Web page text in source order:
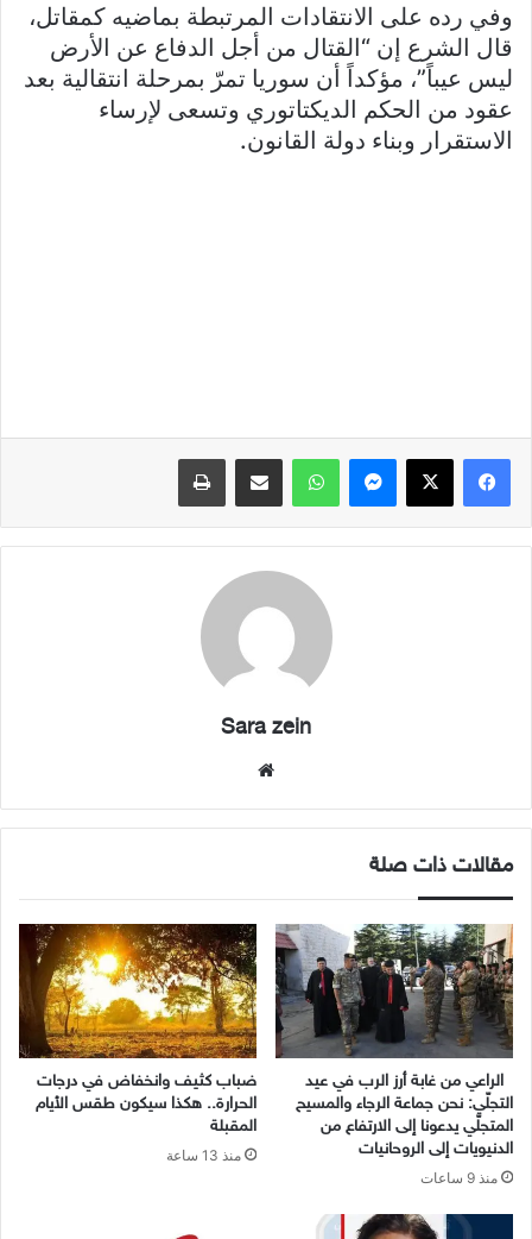
وفي رده على الانتقادات المرتبطة بماضيه كمقاتل،
قال الشرع إن “القتال من أجل الدفاع عن الأرض
ليس عيباً”، مؤكداً أن سوريا تمرّ بمرحلة انتقالية بعد
عقود من الحكم الديكتاتوري وتسعى لإرساء
الاستقرار وبناء دولة القانون.
فيسبوك X ماسنجر واتساب مشاركة عبر البريد طباعة
Sara zein
مقالات ذات صلة
الراعي من غابة أرز الرب في عيد
التجلّي: نحن جماعة الرجاء والمسيح
المتجلّي يدعونا إلى الارتفاع من
الدنيويات إلى الروحانيات
منذ 9 ساعات
ضباب كثيف وانخفاض في درجات
الحرارة.. هكذا سيكون طقس الأيام
المقبلة
منذ 13 ساعة